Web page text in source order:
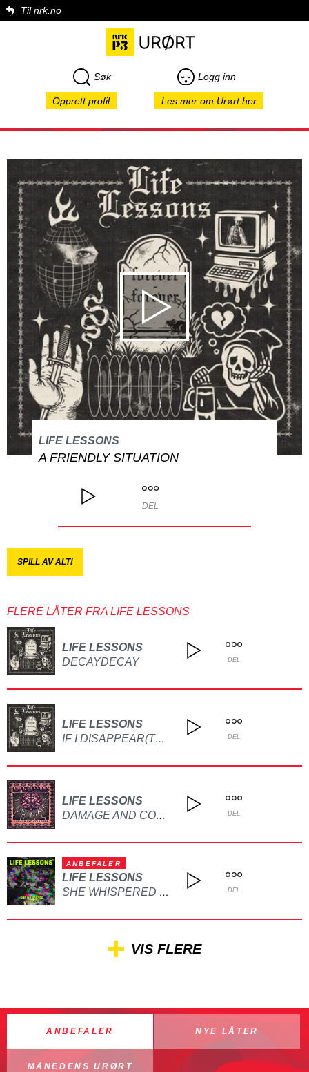
Til nrk.no
Søk Logg inn
Opprett profil Les mer om Urørt her
LIFE LESSONS
A FRIENDLY SITUATION
DEL
SPILL AV ALT!
FLERE LÅTER FRA LIFE LESSONS
LIFE LESSONS
DECAYDECAY
DEL
LIFE LESSONS
IF I DISAPPEAR(TOMORROW) DEL
LIFE LESSONS
DAMAGE AND COLLAPSE DEL
ANBEFALER
LIFE LESSONS
SHE WHISPERED YOU LIES DEL
VIS FLERE
ANBEFALER NYE LÅTER
MÅNEDENS URØRT